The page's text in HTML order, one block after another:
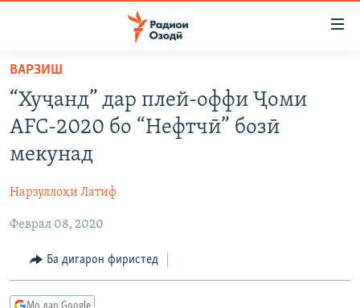
Ҷаҳиш
мояи
аслӣ
ба
феҳристи
аслӣ
Ҷаҳиш
ҷустор
ГӮШАҲО
СИЁСАТ
ҚАЗИЯИ "КРОКУС"
ОСИЁИ МАРКАЗӢ
ФАРҲАНГ
ГАПИ ОЗОД
ТАҲҚИҚОТ
ҶАНГ ДАР УКРАИНА
НАЗАРИ МАРДУМ
ВАРЗИШ
“Хуҷанд” дар плей-оффи Ҷоми
AFC-2020 бо “Нефтчӣ” бозӣ
мекунад
Нарзуллоҳи Латиф
Феврал 08, 2020
Ба дигарон фиристед
Мо дар Google